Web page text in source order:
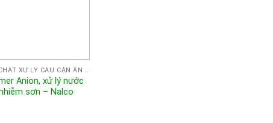
HÓA CHẤT XỬ LÝ CÁU CẶN ĂN MÒN NALCO
Anion, xử lý nước
sơn – Nalco